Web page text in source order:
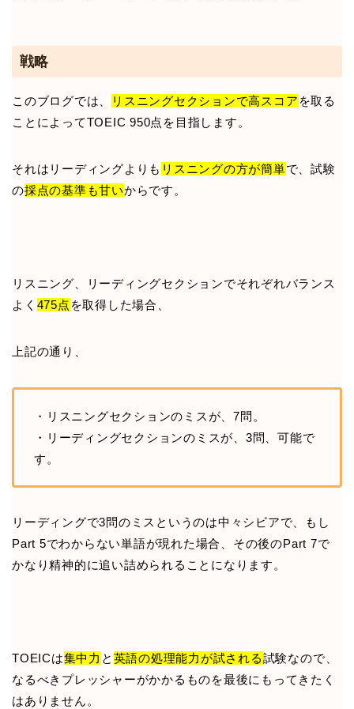
戦略
このブログでは、 リスニングセクションで高スコア を取る
ことによってTOEIC 950点を目指します。
それはリーディングよりも リスニングの方が簡単で、試験
の採点の基準も甘いからです。
リスニング、リーディングセクションでそれぞれバランス
よく 475点 を取得した場合、
上記の通り、
・リスニングセクションのミスが、7問。
・リーディングセクションのミスが、3問、可能で
す。
リーディングで3問のミスというのは中々シビアで、もし
Part 5でわからない単語が現れた場合、その後のPart 7で
かなり精神的に追い詰められることになります。
TOEICは集中力 と 英語の処理能力が試される試験なので、
なるべきプレッシャーがかかるものを最後にもってきたく
はありません。